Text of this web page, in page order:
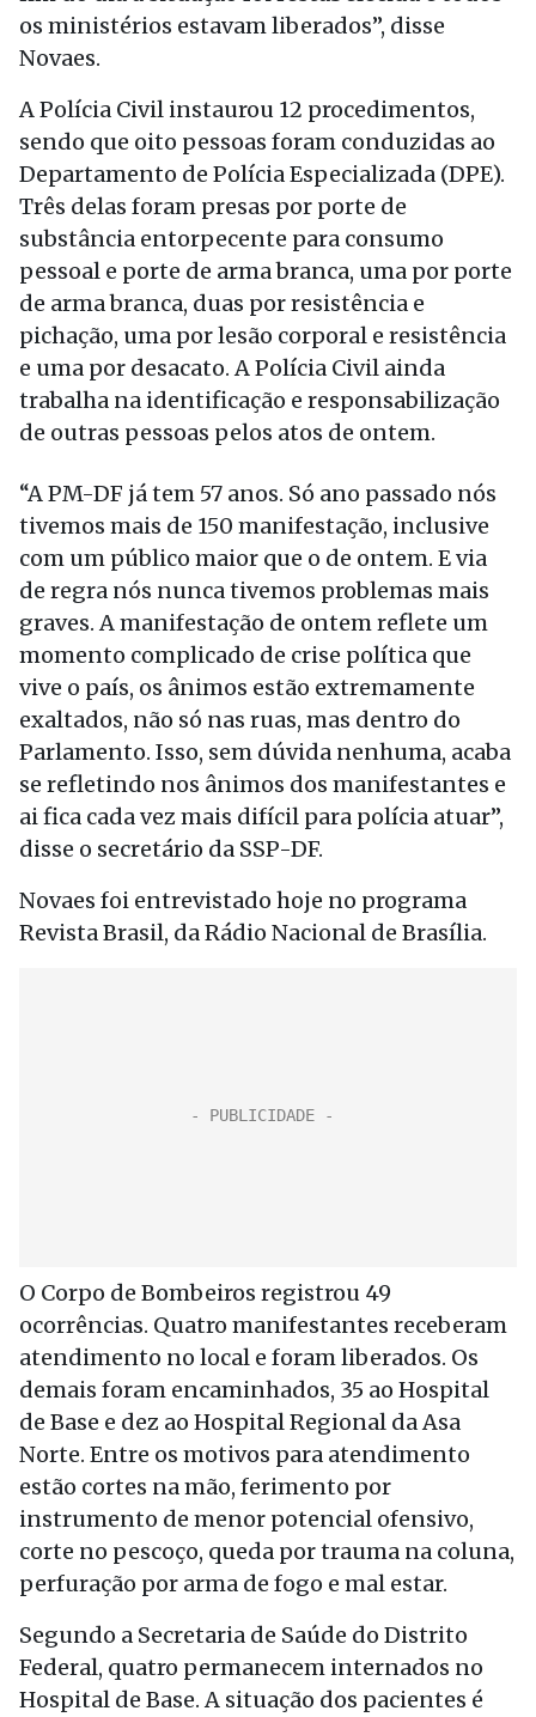
os ministérios estavam liberados”, disse
Novaes.
A Polícia Civil instaurou 12 procedimentos,
sendo que oito pessoas foram conduzidas ao
Departamento de Polícia Especializada (DPE).
Três delas foram presas por porte de
substância entorpecente para consumo
pessoal e porte de arma branca, uma por porte
de arma branca, duas por resistência e
pichação, uma por lesão corporal e resistência
e uma por desacato. A Polícia Civil ainda
trabalha na identificação e responsabilização
de outras pessoas pelos atos de ontem.
“A PM-DF já tem 57 anos. Só ano passado nós
tivemos mais de 150 manifestação, inclusive
com um público maior que o de ontem. E via
de regra nós nunca tivemos problemas mais
graves. A manifestação de ontem reflete um
momento complicado de crise política que
vive o país, os ânimos estão extremamente
exaltados, não só nas ruas, mas dentro do
Parlamento. Isso, sem dúvida nenhuma, acaba
se refletindo nos ânimos dos manifestantes e
ai fica cada vez mais difícil para polícia atuar”,
disse o secretário da SSP-DF.
Novaes foi entrevistado hoje no programa
Revista Brasil, da Rádio Nacional de Brasília.
O Corpo de Bombeiros registrou 49
ocorrências. Quatro manifestantes receberam
atendimento no local e foram liberados. Os
demais foram encaminhados, 35 ao Hospital
de Base e dez ao Hospital Regional da Asa
Norte. Entre os motivos para atendimento
estão cortes na mão, ferimento por
instrumento de menor potencial ofensivo,
corte no pescoço, queda por trauma na coluna,
perfuração por arma de fogo e mal estar.
Segundo a Secretaria de Saúde do Distrito
Federal, quatro permanecem internados no
Hospital de Base. A situação dos pacientes é